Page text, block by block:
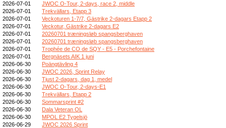
2026-07-01
JWOC O-Tour, 2-days, race 2, middle
2026-07-01
Trekvällars, Etapp 3
2026-07-01
Veckoturen 1-7/7, Gästrike 2-dagars Etapp 2
2026-07-01
Veckotur, Gästrike 2-dagars E2
2026-07-01
20260701 træningsløb spangsberghaven
2026-07-01
20260701 træningsløb spangsberghaven
2026-07-01
Trophée de CO de SQY - E5 - Porchefontaine
2026-07-01
Bergnäsets AIK 1 juni
2026-06-30
Poängtävling 4
2026-06-30
JWOC 2026, Sprint Relay
2026-06-30
Tjust 2-dagars, dag 1, medel
2026-06-30
JWOC O-Tour, 2-days-E1
2026-06-30
Trekvällars, Etapp 2
2026-06-30
Sommarsprint #2
2026-06-30
Dala Veteran OL
2026-06-30
MPOL E2 Tygelsjö
2026-06-29
JWOC 2026 Sprint